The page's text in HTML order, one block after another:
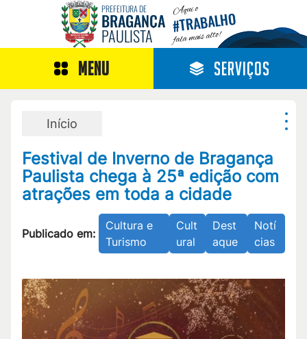
PREFEITURA DE
BRAGANÇA
PAULISTA
Aqui o
#TRABALHO
fala mais alto!
MENU SERVIÇOS
Início
Festival de Inverno de Bragança
Paulista chega à 25ª edição com
atrações em toda a cidade
Publicado em:
Cultura e
Turismo
Cult
ural
Dest
aque
Notí
cias